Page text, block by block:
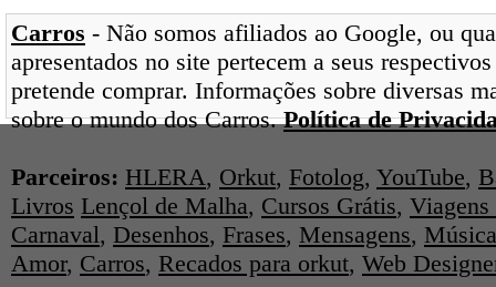
Carros - Não somos afiliados ao Google, ou
apresentados no site pertecem a seus
pretende comprar. Informações sobre diversas
sobre o mundo dos Carros.Política de
Parceiros: HLERA, Orkut, Fotolog, YouTube,
Livros Lençol de Malha, Cursos Grátis, Viagens
Carnaval, Desenhos, Frases, Mensagens,
Amor, Carros, Recados para orkut, Web